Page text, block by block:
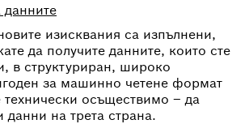
изисквания са изпълнени,
да получите данните, които сте
в структуриран, широко
за машинно четене формат
технически осъществимо – да
данни на трета страна.